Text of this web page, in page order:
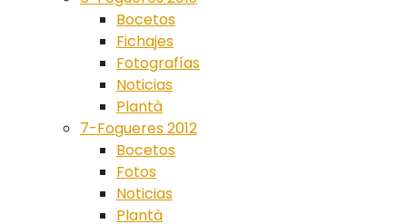
Bocetos
Fichajes
Fotografías
Noticias
Plantà
7-Fogueres 2012
Bocetos
Fotos
Noticias
Plantà